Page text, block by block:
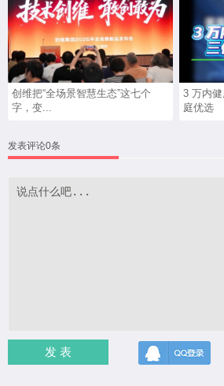
创维把“全场景智慧生态”这七个
字，变...
3 万内
庭优选
发表评论0条
发 表